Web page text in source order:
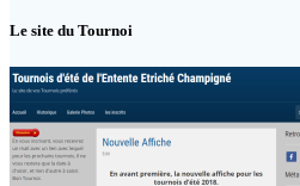
Le site du Tournoi